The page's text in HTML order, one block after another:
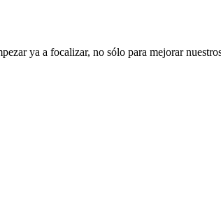
ya a focalizar, no sólo para mejorar